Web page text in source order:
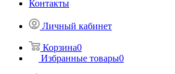
Контакты
Личный кабинет
Корзина0
Избранные товары0